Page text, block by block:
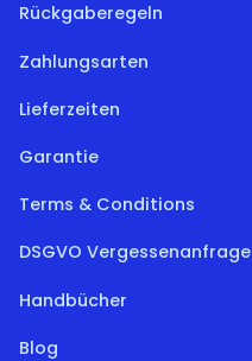
Rückgaberegeln
Zahlungsarten
Lieferzeiten
Garantie
Terms & Conditions
DSGVO Vergessenanfrage
Handbücher
Blog